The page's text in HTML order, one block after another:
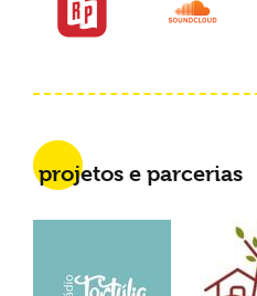
projetos e parcerias